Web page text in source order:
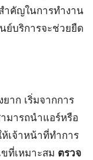
คัญในการทำงาน
ย์บริการจะช่วยยืด
าก เริ่มจากการ
มารถนำแอร์หรือ
เจ้าหน้าที่ทำการ
ที่เหมาะสม ตรวจ